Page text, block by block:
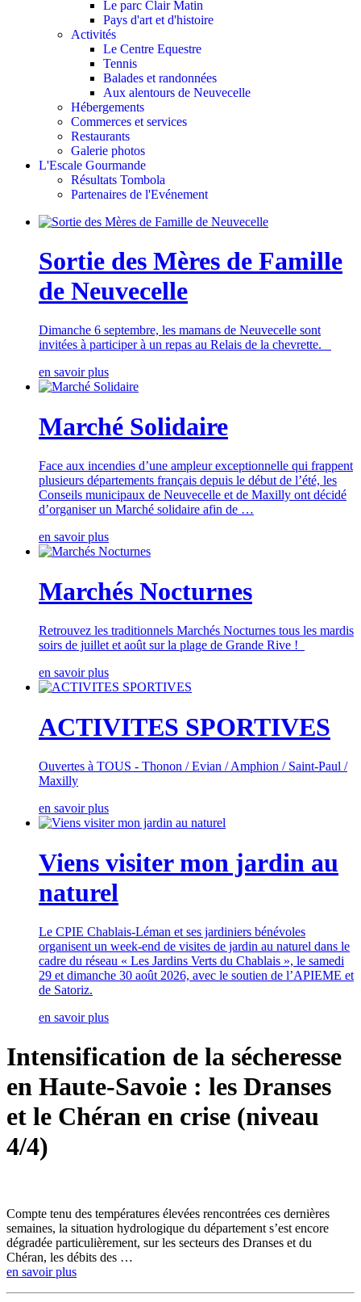
Le parc Clair Matin
Pays d'art et d'histoire
Activités
Le Centre Equestre
Tennis
Balades et randonnées
Aux alentours de Neuvecelle
Hébergements
Commerces et services
Restaurants
Galerie photos
L'Escale Gourmande
Résultats Tombola
Partenaires de l'Evénement
Sortie des Mères de Famille
de Neuvecelle
Dimanche 6 septembre, les mamans de Neuvecelle sont
invitées à participer à un repas au Relais de la chevrette.
en savoir plus
Marché Solidaire
Face aux incendies d’une ampleur exceptionnelle qui frappent
plusieurs départements français depuis le début de l’été, les
Conseils municipaux de Neuvecelle et de Maxilly ont décidé
d’organiser un Marché solidaire afin de …
en savoir plus
Marchés Nocturnes
Retrouvez les traditionnels Marchés Nocturnes tous les mardis
soirs de juillet et août sur la plage de Grande Rive !
en savoir plus
ACTIVITES SPORTIVES
Ouvertes à TOUS - Thonon / Evian / Amphion / Saint-Paul /
Maxilly
en savoir plus
Viens visiter mon jardin au
naturel
Le CPIE Chablais-Léman et ses jardiniers bénévoles
organisent un week-end de visites de jardin au naturel dans le
cadre du réseau « Les Jardins Verts du Chablais », le samedi
29 et dimanche 30 août 2026, avec le soutien de l’APIEME et
de Satoriz.
en savoir plus
Intensification de la sécheresse
en Haute-Savoie : les Dranses
et le Chéran en crise (niveau
4/4)
Compte tenu des températures élevées rencontrées ces dernières
semaines, la situation hydrologique du département s’est encore
dégradée particulièrement, sur les secteurs des Dranses et du
Chéran, les débits des …
en savoir plus